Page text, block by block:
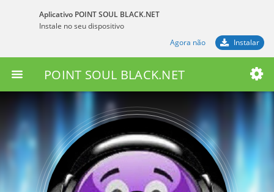
Aplicativo POINT SOUL BLACK.NET
Instale no seu dispositivo
Agora não
Instalar
POINT SOUL BLACK.NET